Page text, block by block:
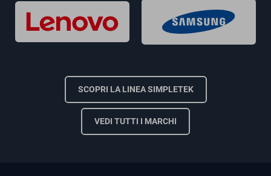
SCOPRI LA LINEA SIMPLETEK
VEDI TUTTI I MARCHI